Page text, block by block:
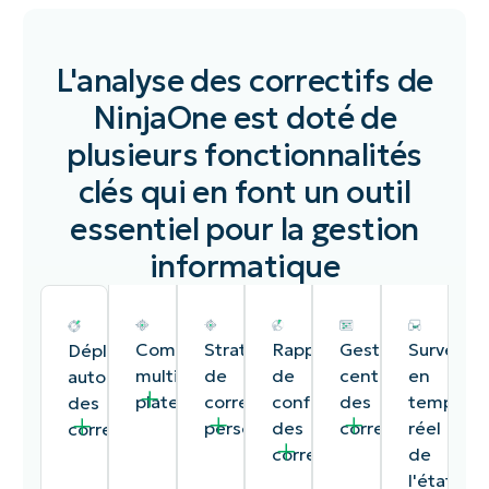
L'analyse des correctifs de
NinjaOne est doté de
plusieurs fonctionnalités
clés qui en font un outil
essentiel pour la gestion
informatique
Déploiement
automatisé
des
correctifs
Compatibilité
multi-
plateforme
Stratégies
de
correctifs
personnalisables
Rapport
de
conformité
des
correctifs
Gestion
centralisée
des
correctifs
en
temps
réel
de
l'état